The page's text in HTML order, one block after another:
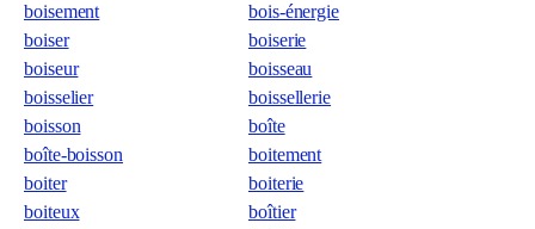
boisement
bois-énergie
boiser
boiserie
boiseur
boisseau
boisselier
boissellerie
boisson
boîte
boîte-boisson
boitement
boiter
boiterie
boiteux
boîtier